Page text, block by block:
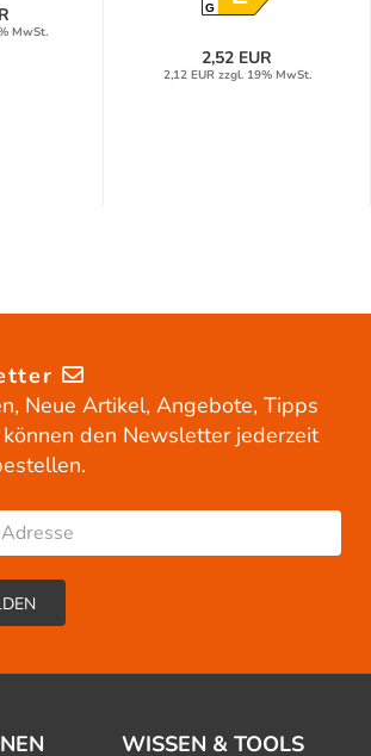
MwSt.
G
2,52 EUR
2,12 EUR zzgl. 19% MwSt.
Neue Artikel, Angebote, Tipps
den Newsletter jederzeit
WISSEN & TOOLS